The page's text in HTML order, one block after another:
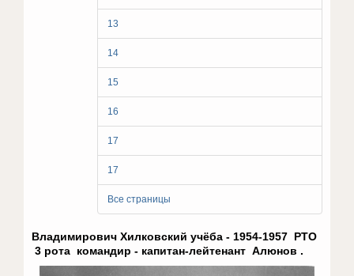
13
14
15
16
17
17
Все страницы
Владимирович Хилковский учёба - 1954-1957 РТО
3 рота командир - капитан-лейтенант Алюнов .